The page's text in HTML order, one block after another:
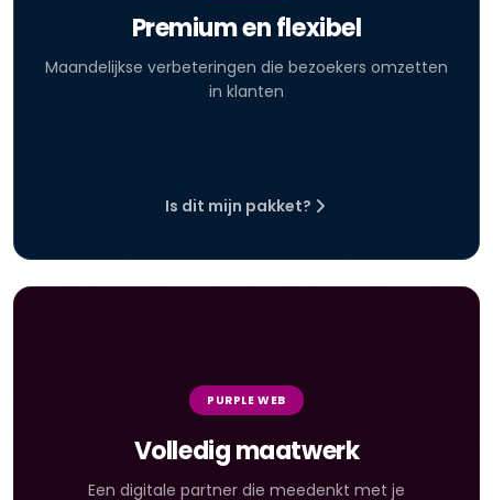
Premium en flexibel
Maandelijkse verbeteringen die bezoekers omzetten
in klanten
Is dit mijn pakket?
PURPLE WEB
Volledig maatwerk
Een digitale partner die meedenkt met je